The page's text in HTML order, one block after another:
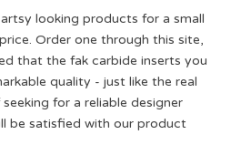
looking products for a small
Order one through this site,
that the fak carbide inserts you
quality - just like the real
for a reliable designer
be satisfied with our product